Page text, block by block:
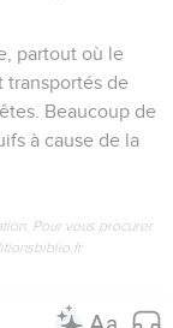
partout où le
transportés de
Beaucoup de
à cause de la
Pour vous procurer